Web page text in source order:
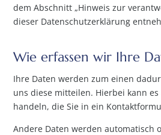
dem Abschnitt „Hinweis zur
dieser Datenschutzerklärung
Wie erfassen wir Ihre
Ihre Daten werden zum einen
uns diese mitteilen. Hierbei kann es
handeln, die Sie in ein
Andere Daten werden automatisch